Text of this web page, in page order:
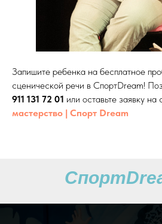
Запишите ребенка на бесплатное
сценической речи в СпортDream!
911 131 72 01 или оставьте заявку на
мастерство | Cпорт Dream